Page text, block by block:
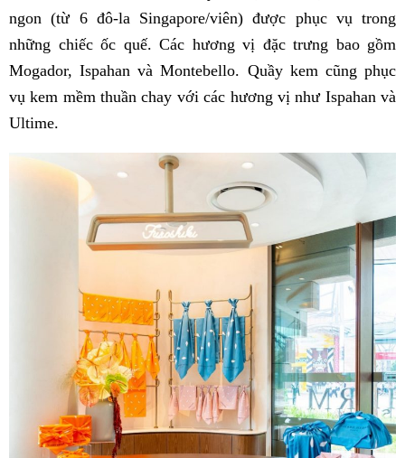
ngon (từ 6 đô-la Singapore/viên) được phục vụ trong
những chiếc ốc quế. Các hương vị đặc trưng bao gồm
Mogador, Ispahan và Montebello. Quầy kem cũng phục
vụ kem mềm thuần chay với các hương vị như Ispahan và
Ultime.